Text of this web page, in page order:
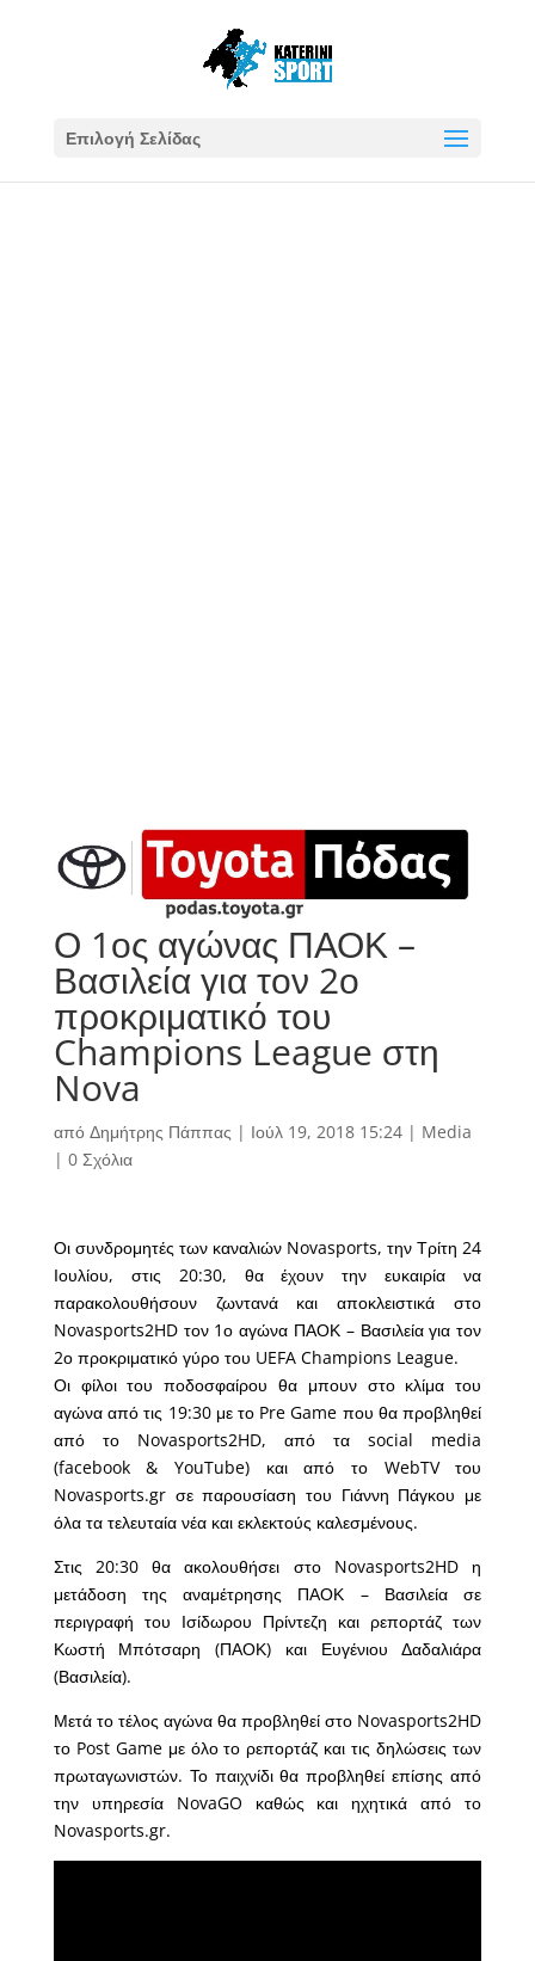
Επιλογή Σελίδας
Ο 1ος αγώνας ΠΑΟΚ –
Βασιλεία για τον 2ο
προκριματικό του
Champions League στη
Nova
από Δημήτρης Πάππας | Ιούλ 19, 2018 15:24| Media
| 0 Σχόλια
Οι συνδρομητές των καναλιών Novasports, την Τρίτη 24
Ιουλίου, στις 20:30, θα έχουν την ευκαιρία να
παρακολουθήσουν ζωντανά και αποκλειστικά στο
Novasports2HD τον 1ο αγώνα ΠΑΟΚ – Βασιλεία για τον
2ο προκριματικό γύρο του UEFA Champions League.
Οι φίλοι του ποδοσφαίρου θα μπουν στο κλίμα του
αγώνα από τις 19:30 με το Pre Game που θα προβληθεί
από το Novasports2HD, από τα social media
(facebook & YouTube) και από το WebTV του
Novasports.gr σε παρουσίαση του Γιάννη Πάγκου με
όλα τα τελευταία νέα και εκλεκτούς καλεσμένους.
Στις 20:30 θα ακολουθήσει στο Novasports2HD η
μετάδοση της αναμέτρησης ΠΑΟΚ – Βασιλεία σε
περιγραφή του Ισίδωρου Πρίντεζη και ρεπορτάζ των
Κωστή Μπότσαρη (ΠΑΟΚ) και Ευγένιου Δαδαλιάρα
(Βασιλεία).
Μετά το τέλος αγώνα θα προβληθεί στο Novasports2HD
το Post Game με όλο το ρεπορτάζ και τις δηλώσεις των
πρωταγωνιστών. Το παιχνίδι θα προβληθεί επίσης από
την υπηρεσία NovaGO καθώς και ηχητικά από το
Novasports.gr.